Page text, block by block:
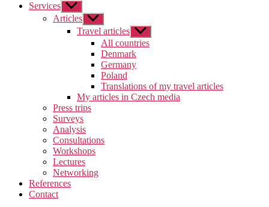
Services Zobrazit
podmenu
Articles Zobrazit
podmenu
Travel articles Zobrazit
podmenu
All countries
Denmark
Germany
Poland
Translations of my travel articles
My articles in Czech media
Press trips
Surveys
Analysis
Consultations
Workshops
Lectures
Networking
References
Contact